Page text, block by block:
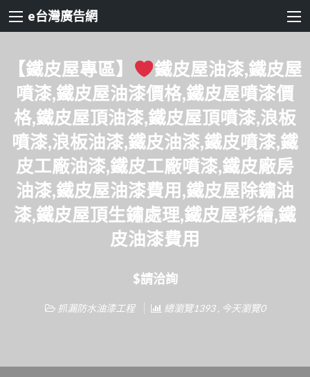
e台灣廣告網
【鐵皮屋專區】
鐵皮屋油漆,鐵皮屋
噴漆,鐵皮屋油漆價格,鐵皮屋噴漆價
格,鐵皮屋頂油漆,鐵皮屋頂噴漆,浪板
噴漆,浪板油漆,鐵皮油漆,鐵皮噴漆,鐵
皮工廠油漆,鐵皮工廠噴漆,鐵皮廠房
油漆,鐵皮屋油漆費用,鐵皮屋除鏽油
漆,鐵皮屋頂生鏽處理,鐵皮屋彩繪,鐵
皮油漆費用
$請洽詢
抓漏防水油漆工程 總瀏覽1393 , 今天瀏覽0